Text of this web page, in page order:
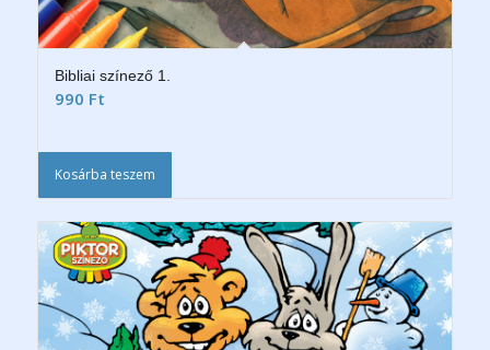
Bibliai színező 1.
990 Ft
Kosárba teszem